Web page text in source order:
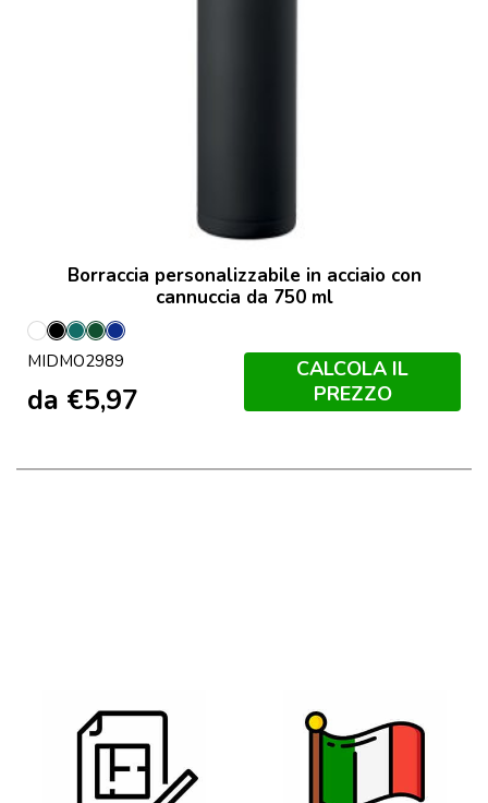
Borraccia personalizzabile in acciaio con
cannuccia da 750 ml
Bianco
NeroPetrolio
Verde
Scuro
Francese
Navy
MIDMO2989
da €5,97
CALCOLA IL
PREZZO